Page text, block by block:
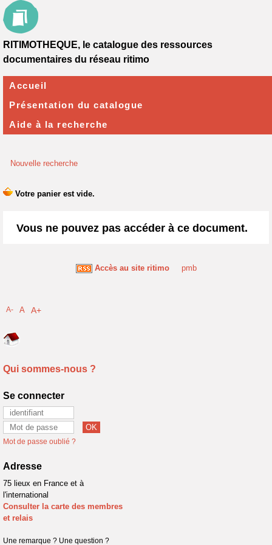
Nouvelle recherche
Vous ne pouvez pas accéder à ce document.
Accès au site ritimo pmb
RITIMOTHEQUE, le catalogue des ressources
documentaires du réseau ritimo
Accueil
Présentation du catalogue
Aide à la recherche
A- A A+
Qui sommes-nous ?
Se connecter
Mot de passe oublié ?
Adresse
75 lieux en France et à
l'international
Consulter la carte des membres
et relais
Une remarque ? Une question ?